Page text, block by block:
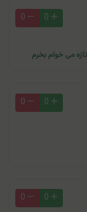
0
0
می خوام بخرم
0
0
0
0